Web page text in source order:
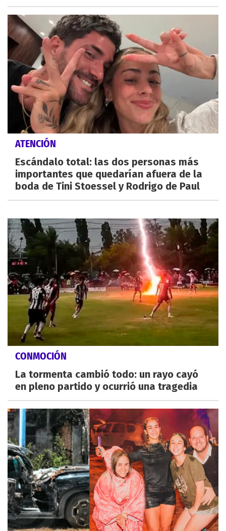
ATENCIÓN
Escándalo total: las dos personas más
importantes que quedarían afuera de la
boda de Tini Stoessel y Rodrigo de Paul
CONMOCIÓN
La tormenta cambió todo: un rayo cayó
en pleno partido y ocurrió una tragedia